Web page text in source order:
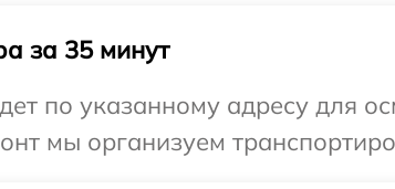
за 35 минут
по указанному адресу для
мы организуем